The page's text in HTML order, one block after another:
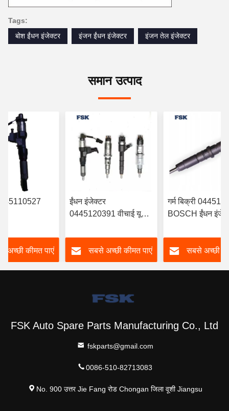
Tags:
बोश ईंधन इंजेक्टर
इंजन ईंधन इंजेक्टर इंजन तेल इंजेक्टर
समान उत्पाद
ईंधन इंजेक्टर
अच्छी कीमत पाएं
ईंधन इंजेक्टर
0445120391 वीचाई यूरो
612630090055 टिकाऊ
FSKGसबसे अच्छी कीमत पाएं
गर्म बिक्री
BOSCH ईंधन
A6420701287 के
सबसे अच्छी
FSK Auto Spare Parts Manufacturing Co., Ltd
fskparts@gmail.com
0086-510-82713083
No. 900 उत्तर Jie Fang रोड Chongan जिला वूशी Jiangsu